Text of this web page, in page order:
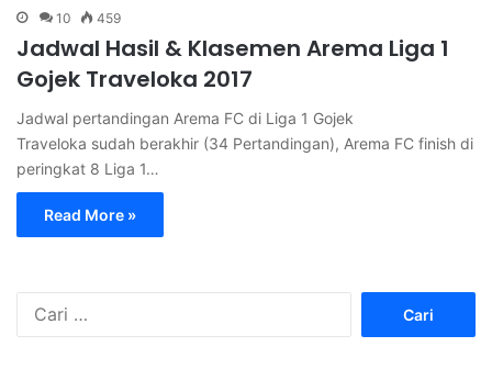
10 459
Jadwal Hasil & Klasemen Arema Liga 1
Gojek Traveloka 2017
Jadwal pertandingan Arema FC di Liga 1 Gojek
Traveloka sudah berakhir (34 Pertandingan), Arema FC finish di
peringkat 8 Liga 1…
Read More »